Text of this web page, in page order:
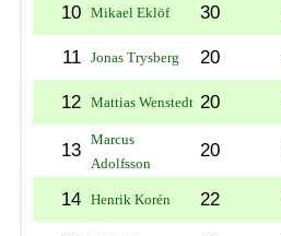
10 Mikael Eklöf 30
11 Jonas Trysberg 20
12 Mattias Wenstedt 20
13
Marcus
Adolfsson
20
14 Henrik Korén 22